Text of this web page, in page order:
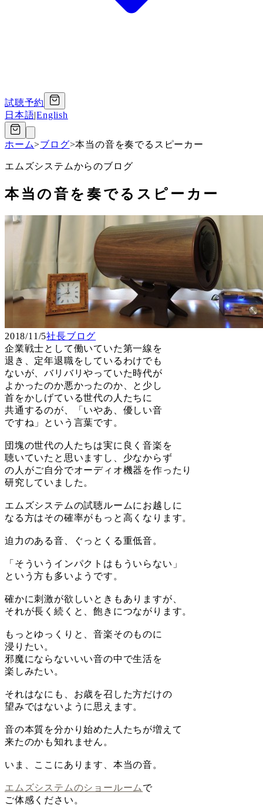
試聴予約
日本語|English
ホーム>ブログ>本当の音を奏でるスピーカー
エムズシステムからのブログ
本当の音を奏でるスピーカー
2018/11/5社長ブログ
企業戦士として働いていた第一線を
退き、定年退職をしているわけでも
ないが、バリバリやっていた時代が
よかったのか悪かったのか、と少し
首をかしげている世代の人たちに
共通するのが、「いやあ、優しい音
ですね」という言葉です。
団塊の世代の人たちは実に良く音楽を
聴いていたと思いますし、少なからず
の人がご自分でオーディオ機器を作ったり
研究していました。
エムズシステムの試聴ルームにお越しに
なる方はその確率がもっと高くなります。
迫力のある音、ぐっとくる重低音。
「そういうインパクトはもういらない」
という方も多いようです。
確かに刺激が欲しいときもありますが、
それが長く続くと、飽きにつながります。
もっとゆっくりと、音楽そのものに
浸りたい。
邪魔にならないいい音の中で生活を
楽しみたい。
それはなにも、お歳を召した方だけの
望みではないように思えます。
音の本質を分かり始めた人たちが増えて
来たのかも知れません。
いま、ここにあります、本当の音。
エムズシステムのショールーム で
ご体感ください。